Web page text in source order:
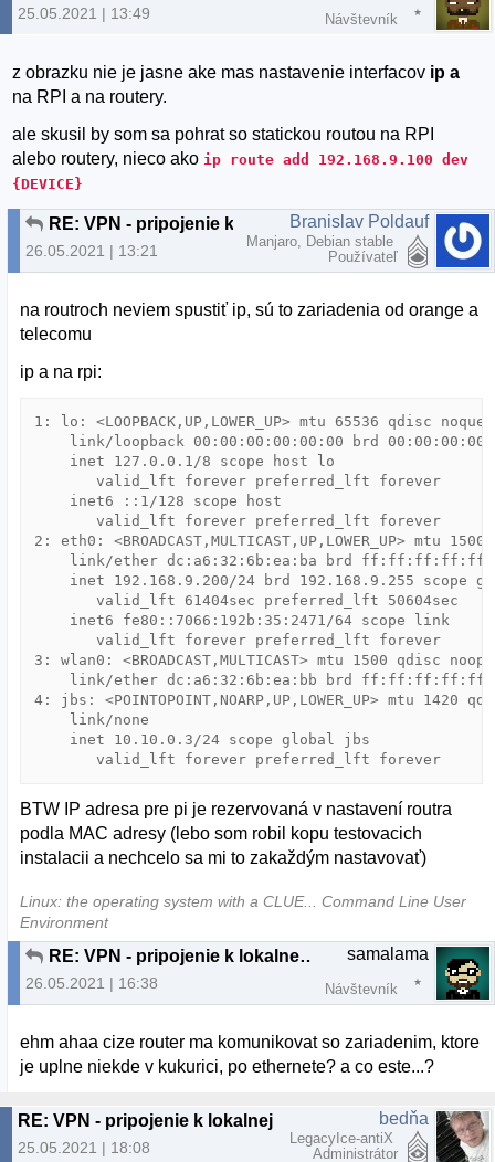
25.05.2021 | 13:49 Návštevník
z obrazku nie je jasne ake mas nastavenie interfacov ip a
na RPI a na routery.
ale skusil by som sa pohrat so statickou routou na RPI
alebo routery, nieco ako ip route add 192.168.9.100 dev
{DEVICE}
RE: VPN - pripojenie k lokalnej sieti cez klienta
26.05.2021 | 13:21
Branislav Poldauf
Manjaro, Debian stable
Používateľ
na routroch neviem spustiť ip, sú to zariadenia od orange a
telecomu
ip a na rpi:
1: lo: <LOOPBACK,UP,LOWER_UP> mtu 65536 qdisc
link/loopback 00:00:00:00:00:00 brd
    inet 127.0.0.1/8 scope host lo
       valid_lft forever preferred_lft forever
    inet6 ::1/128 scope host
       valid_lft forever preferred_lft forever
2: eth0: <BROADCAST,MULTICAST,UP,LOWER_UP>
link/ether dc:a6:32:6b:ea:ba brd
inet 192.168.9.200/24 brd 192.168.9.255 scope
       valid_lft 61404sec preferred_lft 50604sec
    inet6 fe80::7066:192b:35:2471/64 scope link
       valid_lft forever preferred_lft forever
3: wlan0: <BROADCAST,MULTICAST> mtu 1500 qdisc
link/ether dc:a6:32:6b:ea:bb brd
4: jbs: <POINTOPOINT,NOARP,UP,LOWER_UP> mtu
    link/none
    inet 10.10.0.3/24 scope global jbs
       valid_lft forever preferred_lft forever
BTW IP adresa pre pi je rezervovaná v nastavení routra
podla MAC adresy (lebo som robil kopu testovacich
instalacii a nechcelo sa mi to zakaždým nastavovať)
Linux: the operating system with a CLUE... Command Line User
Environment
RE: VPN - pripojenie k lokalnej sieti cez klienta
26.05.2021 | 16:38
samalama
Návštevník
ehm ahaa cize router ma komunikovat so zariadenim, ktore
je uplne niekde v kukurici, po ethernete? a co este...?
25.05.2021 | 18:08
bedňa
LegacyIce-antiX
Administrátor